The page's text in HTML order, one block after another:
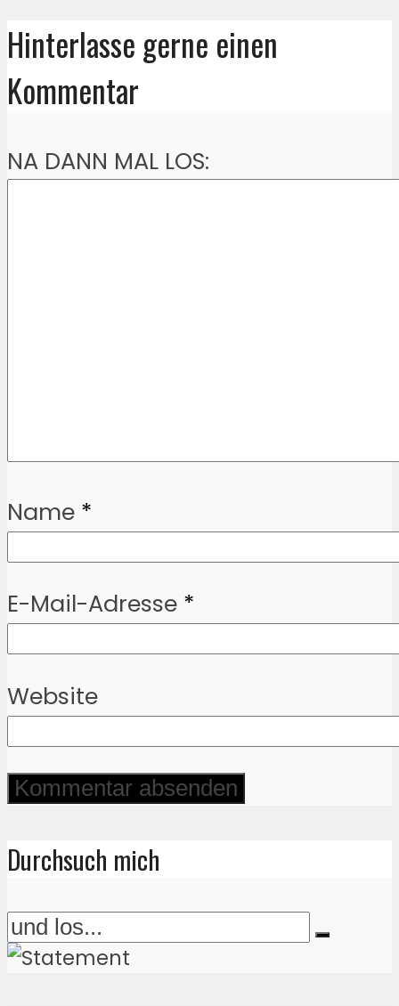
Hinterlasse gerne einen
Kommentar
NA DANN MAL LOS:
Name *
E-Mail-Adresse *
Website
Durchsuch mich